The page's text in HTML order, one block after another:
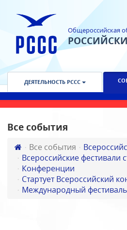
Общероссийская
ДЕЯТЕЛЬНОСТЬ РССС
Все события
Все события
Всероссийские фестивали
Конференции
Стартует Всероссийский
Международный фестиваль